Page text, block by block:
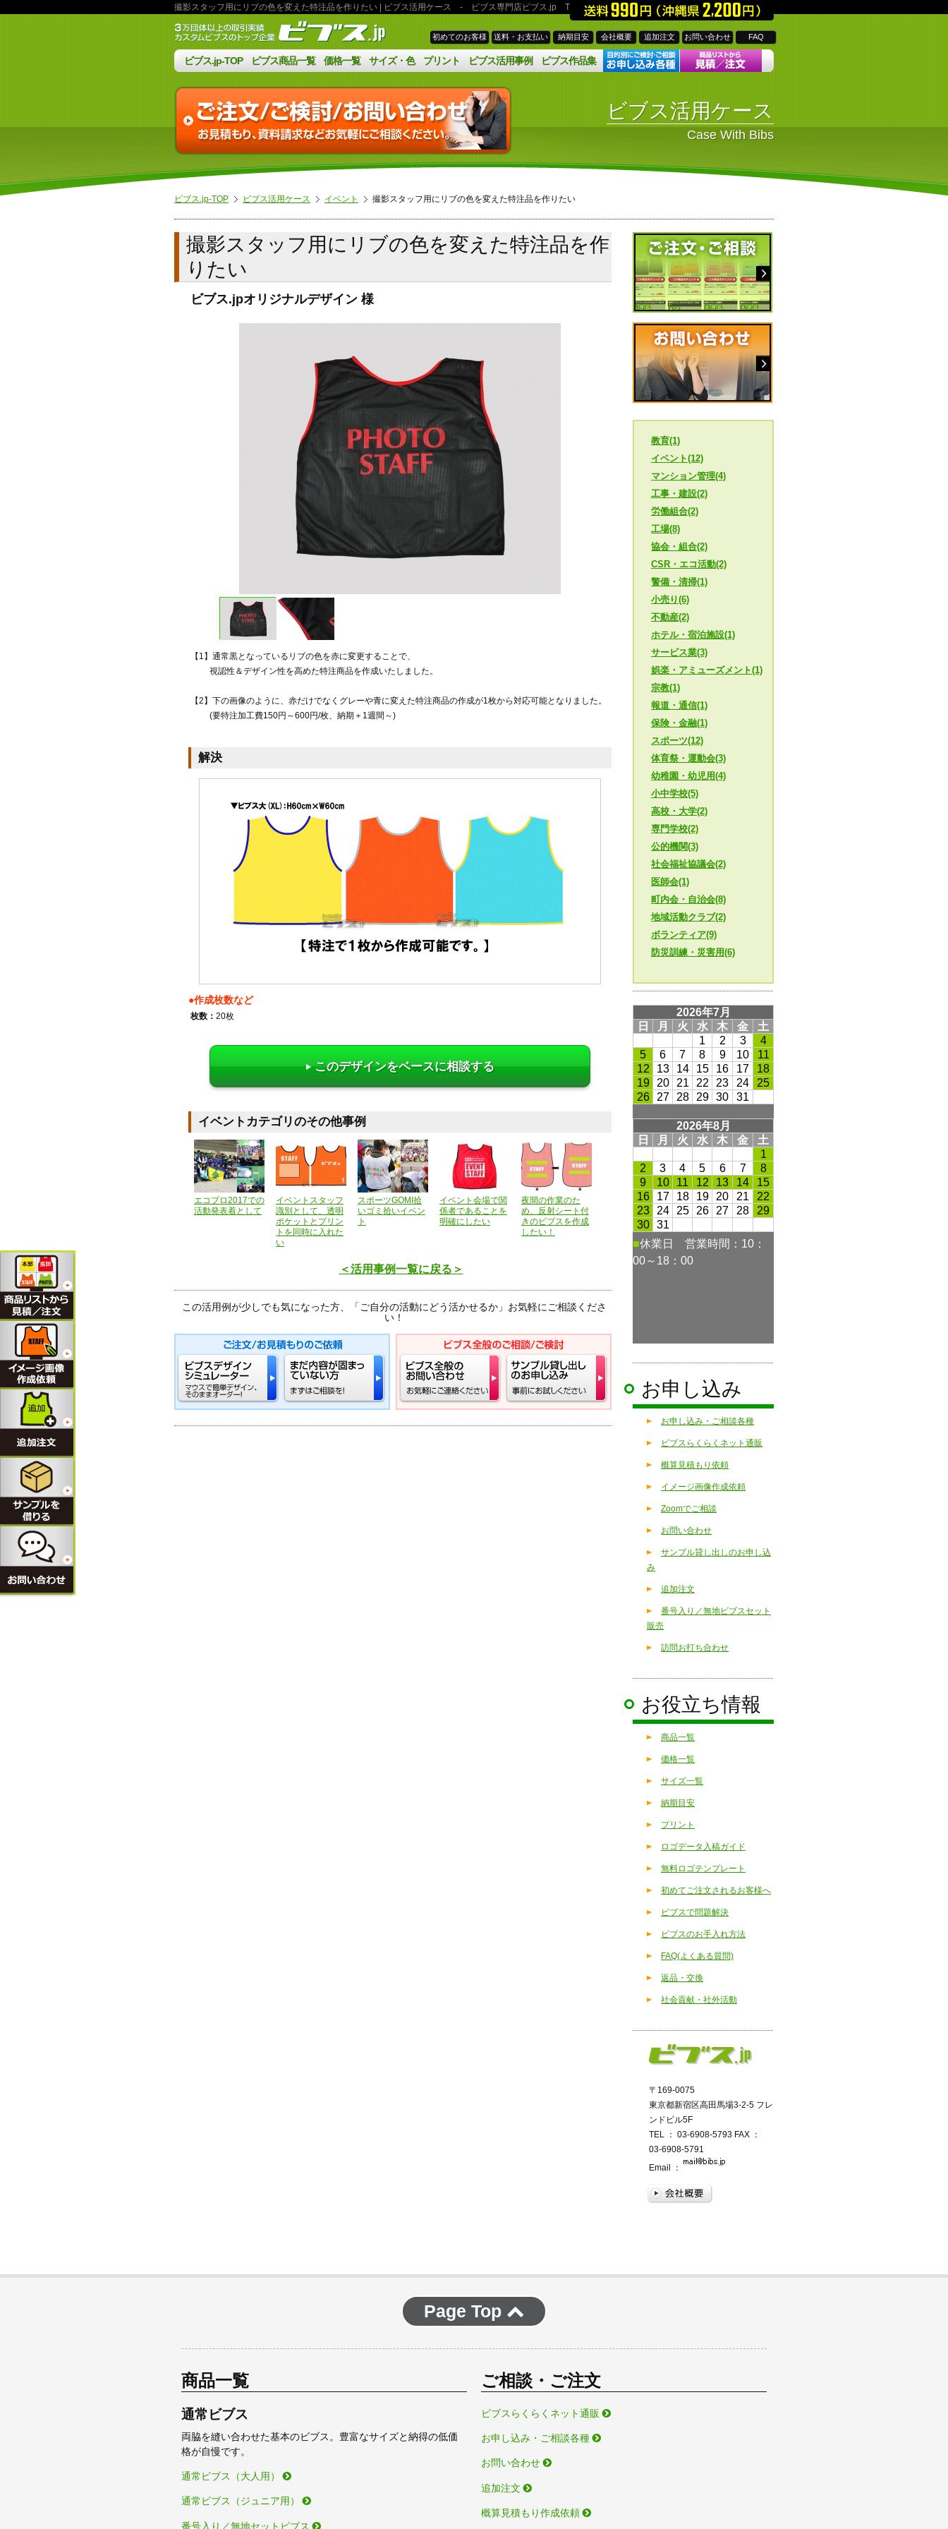
撮影スタッフ用にリブの色を変えた特注品を作りたい | ビブス活用ケース - ビブス専門店ビブス.jp TEL:03‐6908‐5793 Mail:
ビブス.jp-TOP ビブス商品一覧 価格一覧 サイズ・色 プリント ビブス活用事例 ビブス作品集
初めてのお客様 送料・お支払い 納期目安 会社概要 追加注文 お問い合わせ FAQ
ビブス活用ケース
Case With Bibs
ビブス.jp-TOP ビブス活用ケース イベント 撮影スタッフ用にリブの色を変えた特注品を作りたい
撮影スタッフ用にリブの色を変えた特注品を作
りたい
ビブス.jpオリジナルデザイン 様
【1】通常黒となっているリブの色を赤に変更することで、
視認性＆デザイン性を高めた特注商品を作成いたしました。
【2】下の画像のように、赤だけでなくグレーや青に変えた特注商品の作成が1枚から対応可能となりました。
(要特注加工費150円～600円/枚、納期＋1週間～)
解決
●作成枚数など
枚数： 20枚
このデザインをベースに相談する
イベントカテゴリのその他事例
エコプロ2017での
活動発表着として
イベントスタッフ
識別として、透明
ポケットとプリン
トを同時に入れた
い
スポーツGOMI拾
いゴミ拾いイベン
ト
イベント会場で関
係者であることを
明確にしたい
夜間の作業のた
め、反射シート付
きのビブスを作成
したい！
＜活用事例一覧に戻る＞
この活用例が少しでも気になった方、「ご自分の活動にどう活かせるか」お気軽にご相談くださ
い！
教育(1)
イベント(12)
マンション管理(4)
工事・建設(2)
労働組合(2)
工場(8)
協会・組合(2)
CSR・エコ活動(2)
警備・清掃(1)
小売り(6)
不動産(2)
ホテル・宿泊施設(1)
サービス業(3)
娯楽・アミューズメント(1)
宗教(1)
報道・通信(1)
保険・金融(1)
スポーツ(12)
体育祭・運動会(3)
幼稚園・幼児用(4)
小中学校(5)
高校・大学(2)
専門学校(2)
公的機関(3)
社会福祉協議会(2)
医師会(1)
町内会・自治会(8)
地域活動クラブ(2)
ボランティア(9)
防災訓練・災害用(6)
お申し込み
お申し込み・ご相談各種
ビブスらくらくネット通販
概算見積もり依頼
イメージ画像作成依頼
Zoomでご相談
お問い合わせ
サンプル貸し出しのお申し込
み
追加注文
番号入り／無地ビブスセット
販売
訪問お打ち合わせ
お役立ち情報
商品一覧
価格一覧
サイズ一覧
納期目安
プリント
ロゴデータ入稿ガイド
無料ロゴテンプレート
初めてご注文されるお客様へ
ビブスで問題解決
ビブスのお手入れ方法
FAQ(よくある質問)
返品・交換
社会貢献・社外活動
〒169‐0075
東京都新宿区高田馬場3-2-5 フレ
ンドビル5F
TEL ： 03-6908-5793 FAX ：
03-6908-5791
Email ：
Page Top
商品一覧
通常ビブス
両脇を縫い合わせた基本のビブス。豊富なサイズと納得の低価
格が自慢です。
通常ビブス（大人用）
通常ビブス（ジュニア用）
番号入り／無地セットビブス
ご相談・ご注文
ビブスらくらくネット通販
お申し込み・ご相談各種
お問い合わせ
追加注文
概算見積もり作成依頼